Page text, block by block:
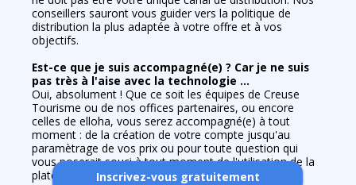
conseillers sauront vous guider vers la politique de
distribution la plus adaptée à votre offre et à vos
objectifs.
Est-ce que je suis accompagné(e) ? Car je ne suis
pas très à l'aise avec la technologie ...
Oui, absolument ! Que ce soit les équipes de Creuse
Tourisme ou de nos offices partenaires, ou encore
celles de elloha, vous serez accompagné(e) à tout
moment : de la création de votre compte jusqu'au
paramètrage de vos prix ou pour toute question qui
vous poserait souci à tout moment de l'utilisation de la
plateforme.
Inscrivez-vous gratuitement